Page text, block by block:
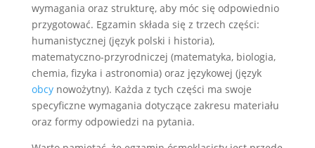
wymagania oraz strukturę, aby móc się odpowiednio
przygotować. Egzamin składa się z trzech części:
humanistycznej (język polski i historia),
matematyczno-przyrodniczej (matematyka, biologia,
chemia, fizyka i astronomia) oraz językowej (język
obcynowożytny). Każda z tych części ma swoje
specyficzne wymagania dotyczące zakresu materiału
oraz formy odpowiedzi na pytania.